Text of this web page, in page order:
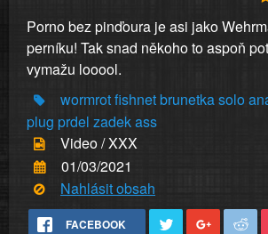
Porno bez pinďoura je asi jako
perníku! Tak snad někoho to aspoň
vymažu looool.
wormrotfishnetbrunetkasolo
plug prdel zadekass
Video / XXX
01/03/2021
Nahlásit obsah
FACEBOOK